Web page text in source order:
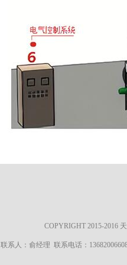
COPYRIGHT 2015-2016
联系人：俞经理 联系电话：